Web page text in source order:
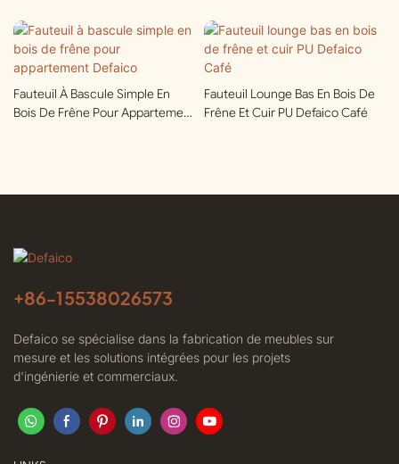
Fauteuil À Bascule Simple En
Bois De Frêne Pour Appartement
Fauteuil Lounge Bas En Bois De
Frêne Et Cuir PU Defaico Café
+86-15538026573
Defaico se spécialise dans la fabrication de meubles sur
mesure et les solutions intégrées pour les projets
d'ingénierie et commerciaux.